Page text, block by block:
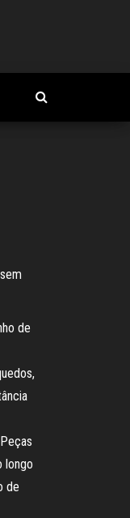
de
longo
de